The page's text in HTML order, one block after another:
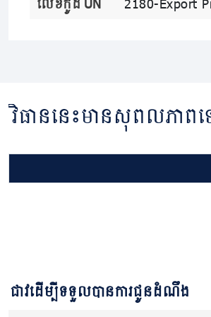
លេខកូដ UN 2180-Export
វិធាននេះមានសុពលភាព
ជាវដើម្បីទទួលបានការជូនដំណឹង